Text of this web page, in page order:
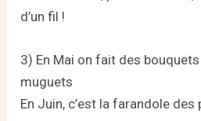
d’un fil !
3) En Mai on fait des
muguets
En Juin, c’est la farandole des